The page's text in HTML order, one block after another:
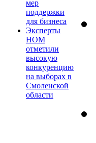
мер
поддержки
для бизнеса
Эксперты
НОМ
отметили
высокую
конкуренцию
на выборах в
Смоленской
области